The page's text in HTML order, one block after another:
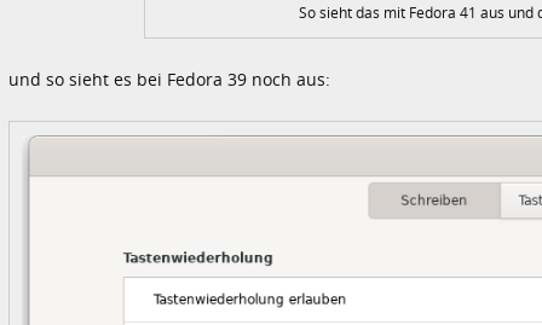
So sieht das mit Fedora 41 aus
und so sieht es bei Fedora 39 noch aus: